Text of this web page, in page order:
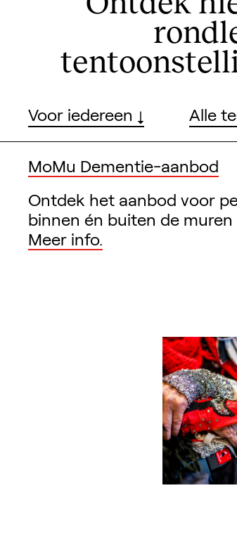
Voor wie
Voor wie
Voor iedereen Alle
MoMu Dementie-aanbod
Ontdek het aanbod voor
binnen én buiten de muren
Meer info.